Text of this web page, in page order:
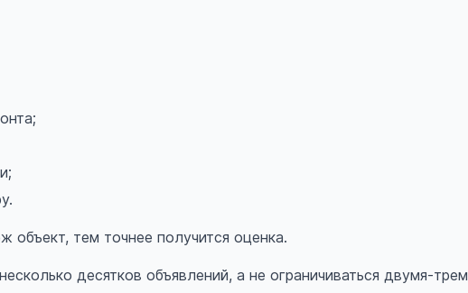
объект, тем точнее получится оценка.
десятков объявлений, а не ограничиваться двумя-